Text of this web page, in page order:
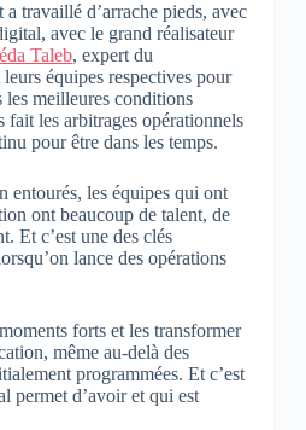
travaillé d’arrache pieds, avec
avec le grand réalisateur
Taleb, expert du
équipes respectives pour
les meilleures conditions
fait les arbitrages opérationnels
pour être dans les temps.
entourés, les équipes qui ont
ont beaucoup de talent, de
Et c’est une des clés
lance des opérations
forts et les transformer
même au-delà des
programmées. Et c’est
permet d’avoir et qui est